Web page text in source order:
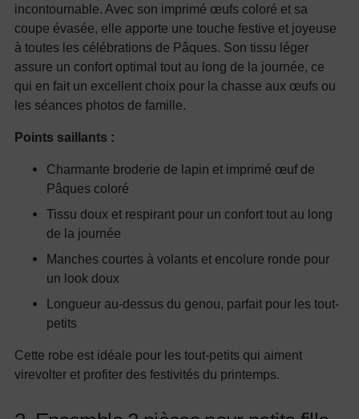
incontournable. Avec son imprimé œufs coloré et sa
coupe évasée, elle apporte une touche festive et joyeuse
à toutes les célébrations de Pâques. Son tissu léger
assure un confort optimal tout au long de la journée, ce
qui en fait un excellent choix pour la chasse aux œufs ou
les séances photos de famille.
Points saillants :
Charmante broderie de lapin et imprimé œuf de
Pâques coloré
Tissu doux et respirant pour un confort tout au long
de la journée
Manches courtes à volants et encolure ronde pour
un look doux
Longueur au-dessus du genou, parfait pour les tout-
petits
Cette robe est idéale pour les tout-petits qui aiment
virevolter et profiter des festivités du printemps.